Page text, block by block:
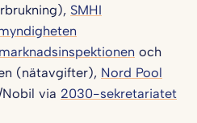
SMHI
och
(nätavgifter), Nord Pool
via 2030-sekretariatet